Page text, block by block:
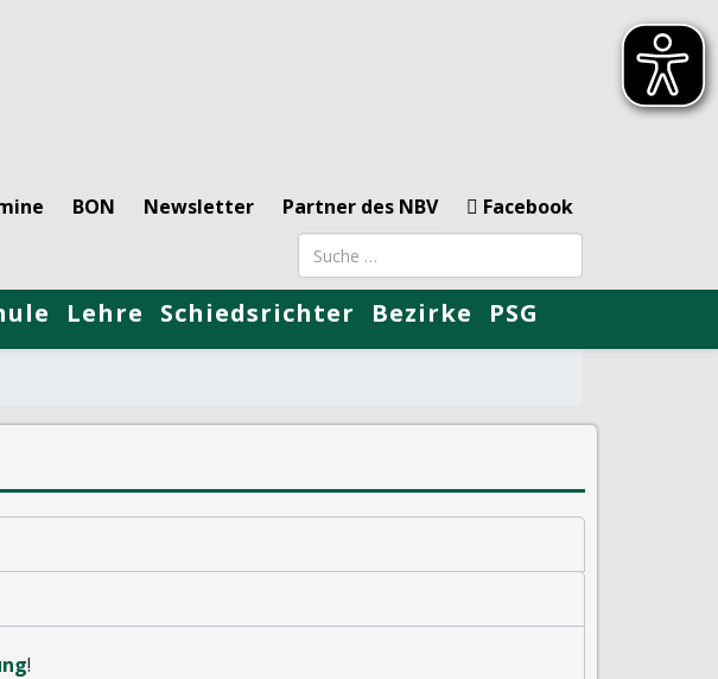
BON Newsletter Partner des NBV
Facebook
Suchbegriff
Lehre Schiedsrichter Bezirke PSG
!